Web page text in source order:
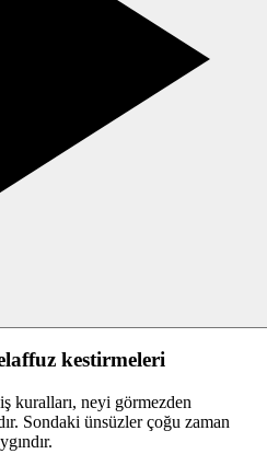
kestirmeleri
kuralları, neyi görmezden
Sondaki ünsüzler çoğu zaman